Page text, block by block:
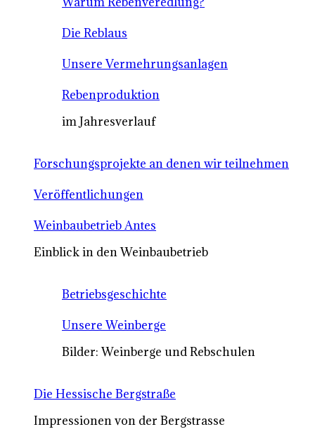
Die Reblaus
Unsere Vermehrungsanlagen
Rebenproduktion
im Jahresverlauf
Forschungsprojekte an denen wir teilnehmen
Veröffentlichungen
Weinbaubetrieb Antes
Einblick in den Weinbaubetrieb
Betriebsgeschichte
Unsere Weinberge
Bilder: Weinberge und Rebschulen
Die Hessische Bergstraße
Impressionen von der Bergstrasse